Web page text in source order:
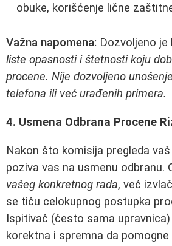
obuke, korišćenje lične
Važna napomena: Dozvoljeno je
liste opasnosti i štetnosti koju
procene. Nije dozvoljeno
telefona ili već urađenih primera.
4. Usmena Odbrana Procene
Nakon što komisija pregleda
poziva vas na usmenu odbranu.
vašeg konkretnog rada, već
se tiču celokupnog postupka
Ispitivač (često sama
korektna i spremna da